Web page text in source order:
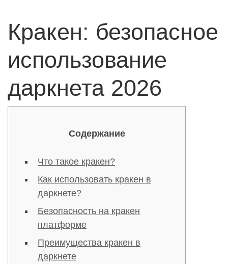
Кракен: безопасное
использование
даркнета 2026
Содержание
Что такое кракен?
Как использовать кракен в
даркнете?
Безопасность на кракен
платформе
Преимущества кракен в
даркнете